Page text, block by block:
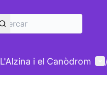
L'Alzina i el Canòdrom